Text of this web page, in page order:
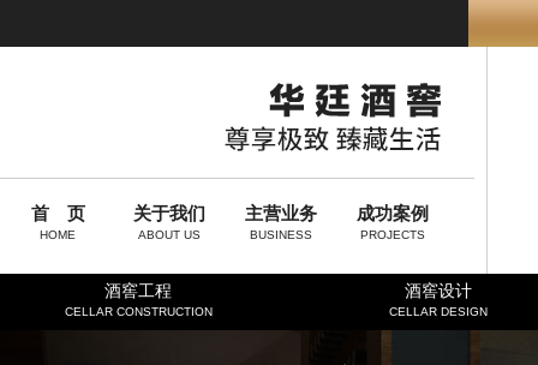
首 页
HOME
关于我们
ABOUT US
主营业务
BUSINESS
成功案例
PROJECTS
酒窖工程
CELLAR CONSTRUCTION
酒窖设计
CELLAR DESIGN